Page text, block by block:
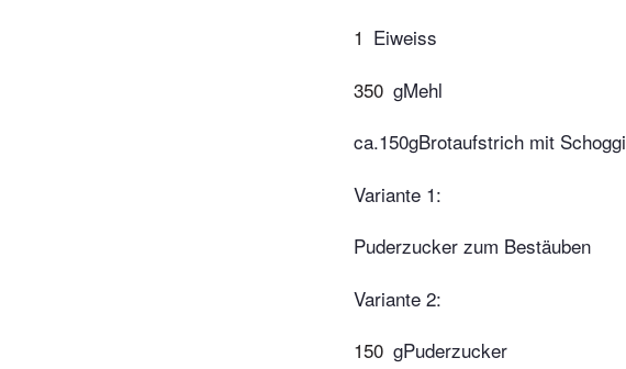
1 Eiweiss
350 gMehl
ca.150gBrotaufstrich mit Schoggi
Variante 1:
Puderzucker zum Bestäuben
Variante 2:
150 gPuderzucker